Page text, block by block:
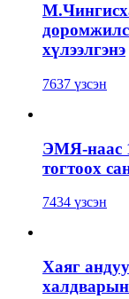
хүлээлгэнэ
7637 үзсэн
ЭМЯ-наас
тогтоох
7434 үзсэн
Хаяг